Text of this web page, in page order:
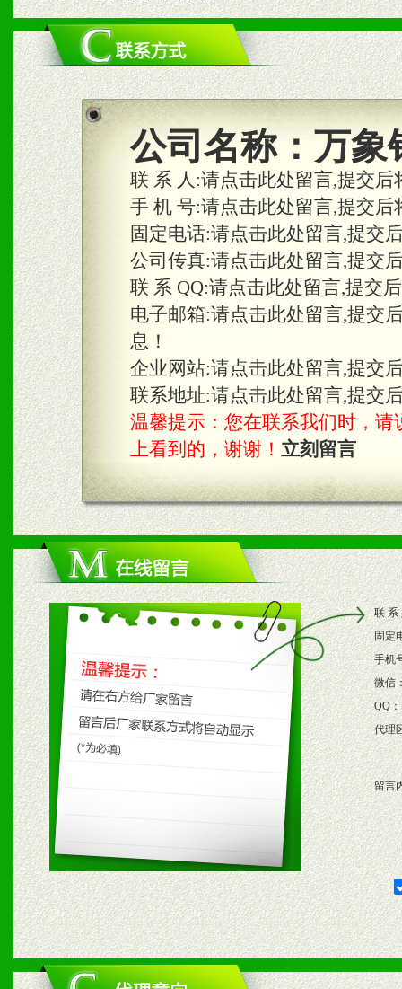
二、市场保护
1、统一市场价格；建立全
商利润。
2、区域独家经营；建立区
合作关系。
三、物料及媒体
1、免费提供体验及宣传彩
2、不定期在各大知名网站
知名度和影响力。
3、根据地方实际情况提供
具。
四、市场操作及支持
1、根据区域市场协助制定
2、根据具体情况公司给予
3、根据市场需要，派驻区
保产品顺利销售。
4、根据市场情况公司给予
购支持。
五、退换货制度
1、给予前期市场操作一定
2、对于临期，滞销品给予
六、服务优势
公司名称： 万象
联 系 人:请点击此处留言,提交
手 机 号:请点击此处留言,提交
固定电话:请点击此处留言,提交
公司传真:请点击此处留言,提交
联 系 QQ:请点击此处留言,提交
电子邮箱:请点击此处留言,提交
息！
企业网站:请点击此处留言,提交
联系地址:请点击此处留言,提交
温馨提示：您在联系我们时，请
上看到的，谢谢！ 立刻留言
联 系
固定
手机
微信
QQ：
代理
留言